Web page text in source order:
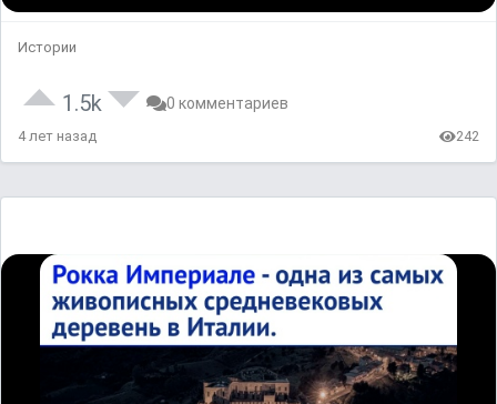
Истории
1.5k 0 комментариев
4 лет назад 242